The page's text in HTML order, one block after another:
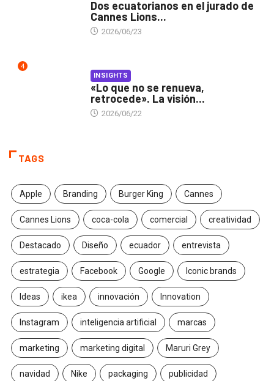
Dos ecuatorianos en el jurado de
Cannes Lions...
2026/06/23
4
INSIGHTS
«Lo que no se renueva,
retrocede». La visión...
2026/06/22
TAGS
Apple Branding Burger King Cannes
Cannes Lions coca-cola comercial creatividad
Destacado Diseño ecuador entrevista
estrategia Facebook Google Iconic brands
Ideas ikea innovación Innovation
Instagram inteligencia artificial marcas
marketing marketing digital Maruri Grey
navidad Nike packaging publicidad